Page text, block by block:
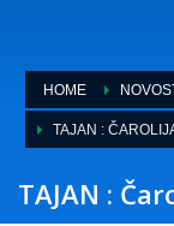
HOME
TAJAN :
TAJAN :